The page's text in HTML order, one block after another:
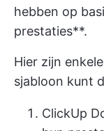
hebben op
prestaties**.
Hier zijn
sjabloon kunt
ClickUp